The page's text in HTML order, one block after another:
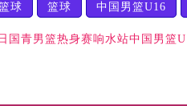
球 篮球 中国男篮U16
国青男篮热身赛响水站中国男篮